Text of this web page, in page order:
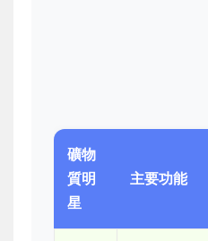
礦物
質明
星
主要功能